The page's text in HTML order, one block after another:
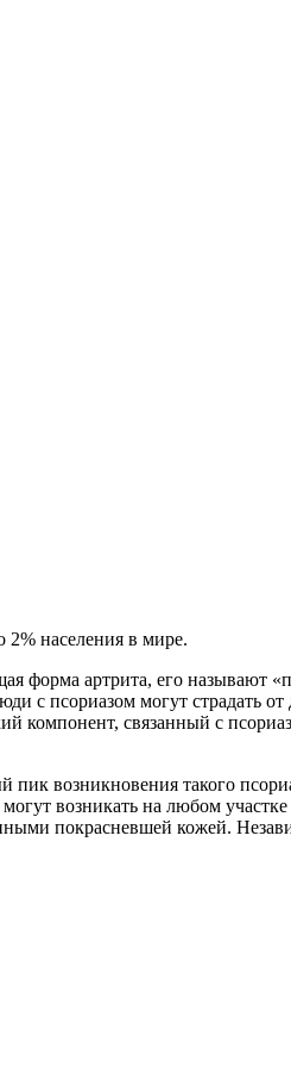
2% населения в мире.
форма артрита, его называют
с псориазом могут страдать
компонент, связанный с
возникновения такого
возникать на любом
покрасневшей кожей.